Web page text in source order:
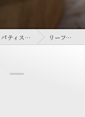
パティスリー リーフパイ